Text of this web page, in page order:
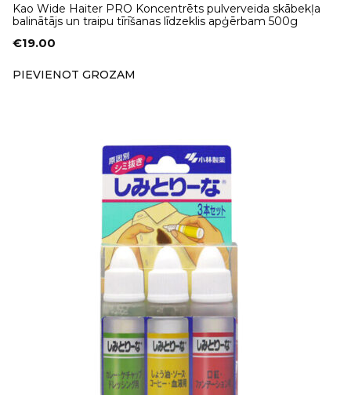
Kao Wide Haiter PRO Koncentrēts pulverveida skābekļa
balinātājs un traipu tīrīšanas līdzeklis apģērbam 500g
€19.00
PIEVIENOT GROZAM